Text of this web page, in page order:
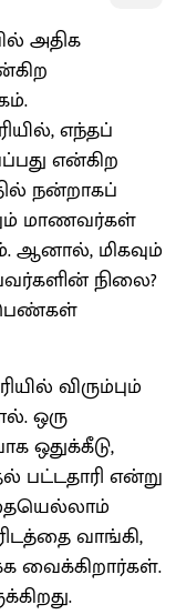
அதிக
எந்தப்
என்கிற
நன்றாகப்
மாணவர்கள்
ஆனால், மிகவும்
நிலை?
விரும்பும்
ஒரு
ஒதுக்கீடு,
பட்டதாரி என்று
வாங்கி,
வைக்கிறார்கள்.